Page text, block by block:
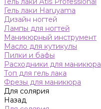
Гель лаки Haruyama
Дизайн ногтей
Лампы для ногтей
Маникюрный инструмент
Масло для кутикулы
Пилки и бафы
Расходники для маникюра
Топ для гель лака
Фрезы для маникюра
Для солярия
Назад